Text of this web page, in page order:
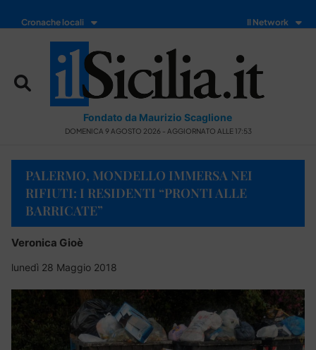
Cronache locali Il Network
Fondato da Maurizio Scaglione
DOMENICA 9 AGOSTO 2026 - AGGIORNATO ALLE 17:53
PALERMO, MONDELLO IMMERSA NEI
RIFIUTI: I RESIDENTI “PRONTI ALLE
BARRICATE”
Veronica Gioè
lunedì 28 Maggio 2018